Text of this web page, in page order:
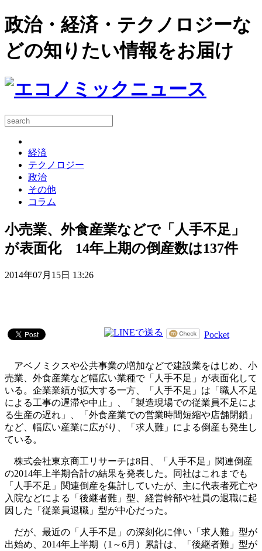
政治・経済・テクノロジーな
どの知りたい情報をお届け
経済
テクノロジー
政治
その他
コラム
小売業、外食産業などで「人手不足」
が表面化 14年上期の倒産数は137件
2014年07月15日 13:26
Pocket
アベノミクスや公共事業の増加などで建設業をはじめ、小
売業、外食産業など幅広い業種で「人手不足」が表面化して
いる。企業業績が拡大する一方、「人手不足」は「職人不足
による工事の遅滞や中止」、「製造現場での従業員不足によ
る生産の遅れ」、「外食産業での営業時間短縮や店舗閉鎖」
など、幅広い産業に広がり、「求人難」による倒産も発生し
ている。
株式会社東京商工リサーチは8日、「人手不足」関連倒産
の2014年上半期合計の結果を発表した。同社はこれまでも
「人手不足」関連倒産を集計していたが、主に代表者死亡や
入院などによる「後継者難」型、経営幹部や社員の退職に起
因した「従業員退職」型が中心だった。
だが、最近の「人手不足」の深刻化に伴い「求人難」型が
出始め、2014年上半期（1～6月）累計は、「後継者難」型が